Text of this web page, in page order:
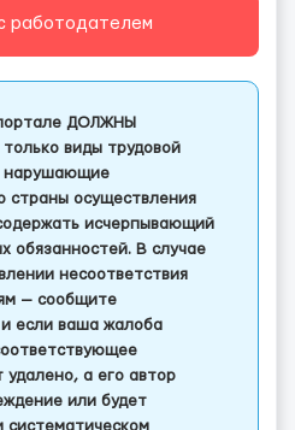
работодателем
ДОЛЖНЫ
виды трудовой
нарушающие
страны осуществления
исчерпывающий
обязанностей. В случае
несоответствия
— сообщите
если ваша жалоба
удалено, а его автор
или будет
систематическом